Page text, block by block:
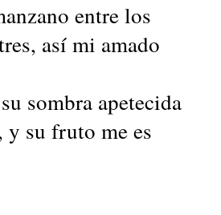
entre los
así mi amado
sombra apetecida
y su fruto me es